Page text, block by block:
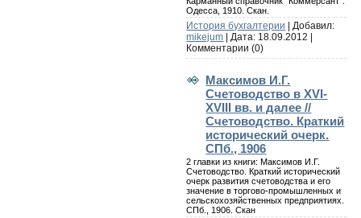
Одесса, 1910. Скан.
История бухгалтерии
| Добавил:
mikejum | Дата: 18.09.2012
Комментарии (0)
Максимов И.Г.
Счетоводство в XVI-
XVIII вв. и далее //
Счетоводство. Краткий
исторический очерк.
СПб., 1906
2 главки из книги: Максимов И.Г.
Счетоводство. Краткий исторический
очерк развития счетоводства и его
значение в торгово-промышленных и
сельскохозяйственных предприятиях.
СПб., 1906. Скан